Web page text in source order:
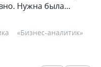
Нужна была…
«Бизнес-аналитик»